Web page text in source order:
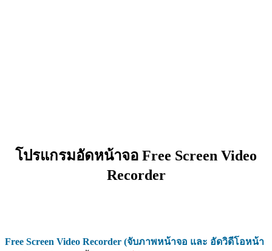
โปรแกรมอัดหน้าจอ Free Screen Video
Recorder
Free Screen Video Recorder (จับภาพหน้าจอ และ อัดวิดีโอหน้า